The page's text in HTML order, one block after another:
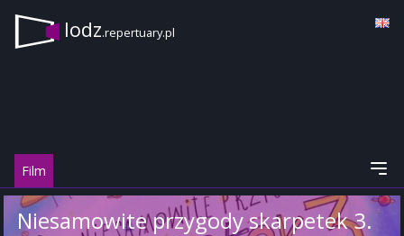
lodz.repertuary.pl
Film
Niesamowite przygody skarpetek 3.